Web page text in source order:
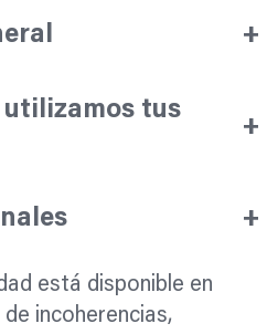
+
utilizamos tus
+
+
está disponible en
incoherencias,